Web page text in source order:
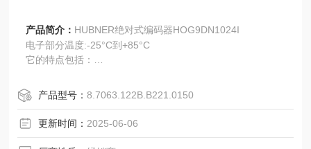
产品简介： HUBNER绝对式编码器HOG9DN1024I
电子部分温度:-25°C到+85°C
它的特点包括：
·高机械性能，抗冲击和振动。
·大型的，全密封式滚珠轴承。
·精确的镍或玻璃脉冲盘，提供高度精密的盘面分割。
·脉冲盘和扫描器是分离的。
产品型号：8.7063.122B.B221.0150
更新时间： 2025-06-06